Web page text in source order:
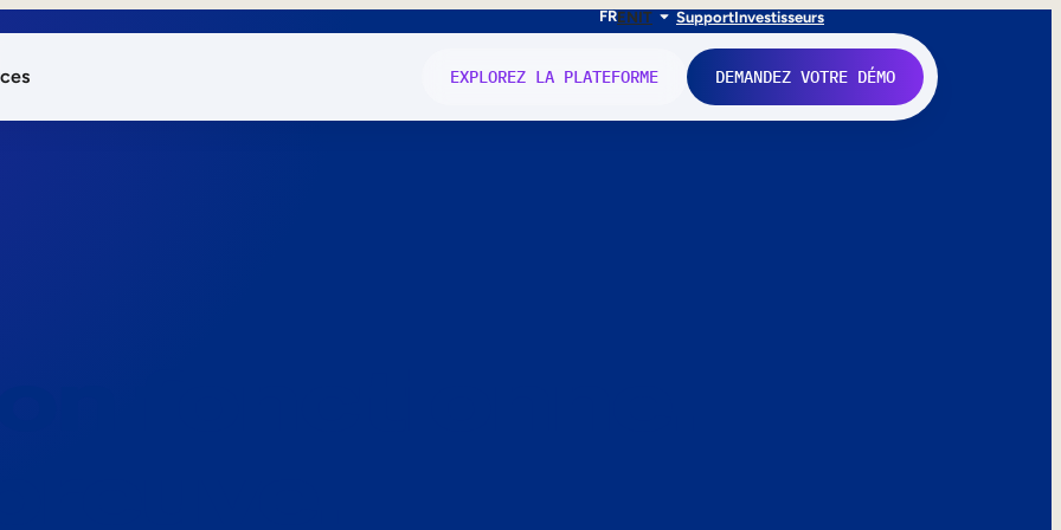
FRENIT SupportInvestisseurs
EXPLOREZ LA PLATEFORME DEMANDEZ VOTRE DÉMO